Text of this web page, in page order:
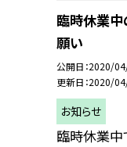
臨時休業中
願い
公開日 2020/
更新日 2020/
お知らせ
臨時休業中